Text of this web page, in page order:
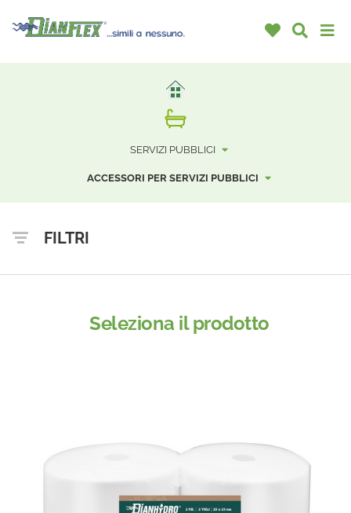
SERVIZI PUBBLICI
ACCESSORI PER SERVIZI PUBBLICI
FILTRI
Seleziona il prodotto